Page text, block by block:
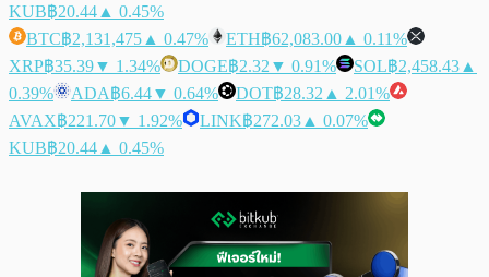
KUB฿20.44 ▲ 0.45%
BTC฿2,131,475 ▲ 0.47% ETH฿62,083.00 ▲ 0.11%
XRP฿35.39▼ 1.34% DOGE฿2.32 ▼ 0.91% SOL฿2,458.43 ▲
0.39%
ADA฿6.44▼ 0.64% DOT฿28.32 ▲ 2.01%
AVAX฿221.70▼ 1.92% LINK฿272.03 ▲ 0.07%
KUB฿20.44 ▲ 0.45%